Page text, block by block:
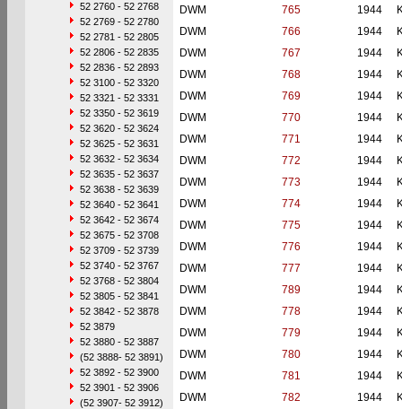
52 2760 - 52 2768
52 2769 - 52 2780
52 2781 - 52 2805
52 2806 - 52 2835
52 2836 - 52 2893
52 3100 - 52 3320
52 3321 - 52 3331
52 3350 - 52 3619
52 3620 - 52 3624
52 3625 - 52 3631
52 3632 - 52 3634
52 3635 - 52 3637
52 3638 - 52 3639
52 3640 - 52 3641
52 3642 - 52 3674
52 3675 - 52 3708
52 3709 - 52 3739
52 3740 - 52 3767
52 3768 - 52 3804
52 3805 - 52 3841
52 3842 - 52 3878
52 3879
52 3880 - 52 3887
(52 3888- 52 3891)
52 3892 - 52 3900
52 3901 - 52 3906
(52 3907- 52 3912)
DWM
765 1944
DWM
766 1944
DWM
767 1944
DWM
768 1944
DWM
769 1944
DWM
770 1944
DWM
771 1944
DWM
772 1944
DWM
773 1944
DWM
774 1944
DWM
775 1944
DWM
776 1944
DWM
777 1944
DWM
789 1944
DWM
778 1944
DWM
779 1944
DWM
780 1944
DWM
781 1944
DWM
782 1944